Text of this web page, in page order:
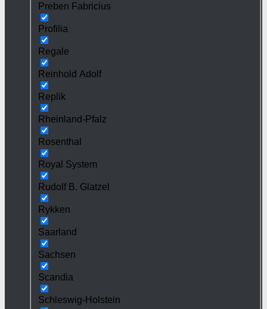
Preben Fabricius
Profilia
Regale
Reinhold Adolf
Replik
Rheinland-Pfalz
Rosenthal
Royal System
Rudolf B. Glatzel
Rykken
Saarland
Sachsen
Scandia
Schleswig-Holstein